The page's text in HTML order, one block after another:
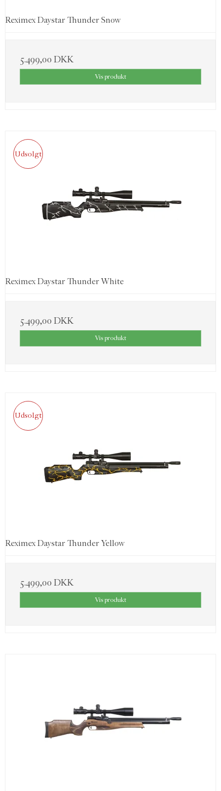
Reximex Daystar Thunder Snow
5.499,00 DKK
Vis produkt
Udsolgt
Reximex Daystar Thunder White
5.499,00 DKK
Vis produkt
Udsolgt
Reximex Daystar Thunder Yellow
5.499,00 DKK
Vis produkt